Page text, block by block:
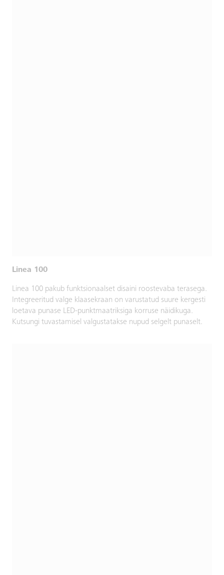
Linea 100
Linea 100 pakub funktsionaalset disaini roostevaba terasega.
Integreeritud valge klaasekraan on varustatud suure kergesti
loetava punase LED-punktmaatriksiga korruse näidikuga.
Kutsungi tuvastamisel valgustatakse nupud selgelt punaselt.